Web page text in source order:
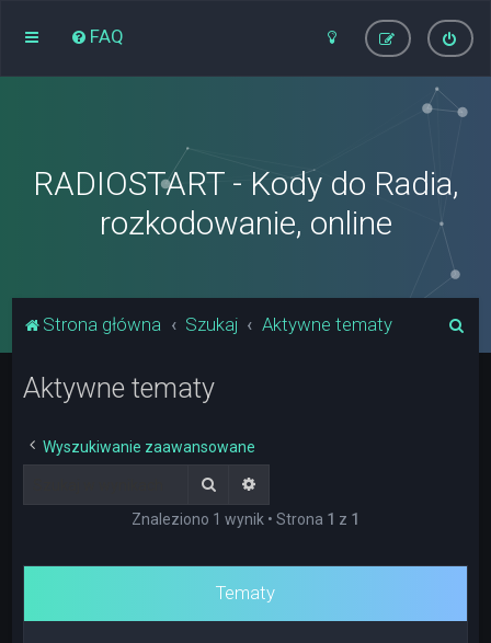
FAQ
RADIOSTART - Kody do Radia,
rozkodowanie, online
Strona główna Szukaj Aktywne tematy
Aktywne tematy
Wyszukiwanie zaawansowane
Szukaj
Znaleziono 1 wynik • Strona 1 z 1
Tematy